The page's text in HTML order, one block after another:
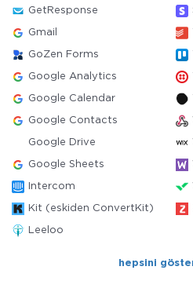
GetResponse
Gmail
GoZen Forms
Google Analytics
Google Calendar
Google Contacts
Google Drive
Google Sheets
Intercom
Kit (eskiden ConvertKit)
Leeloo
hepsini